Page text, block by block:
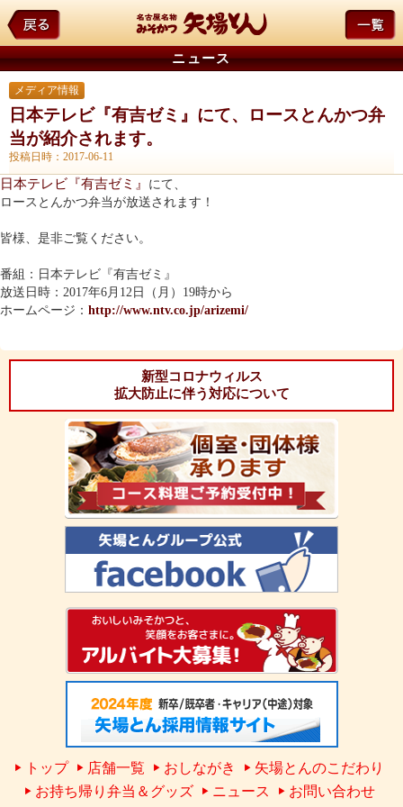
ニュース
メディア情報
日本テレビ『有吉ゼミ』にて、ロースとんかつ弁
当が紹介されます。
投稿日時：2017-06-11
日本テレビ『有吉ゼミ』 にて、
ロースとんかつ弁当が放送されます！
皆様、是非ご覧ください。
番組：日本テレビ『有吉ゼミ』
放送日時：2017年6月12日（月）19時から
ホームページ： http://www.ntv.co.jp/arizemi/
新型コロナウィルス
拡大防止に伴う対応について
トップ 店舗一覧 おしながき
矢場とんのこだわり
お持ち帰り弁当＆グッズ
ニュース お問い合わせ